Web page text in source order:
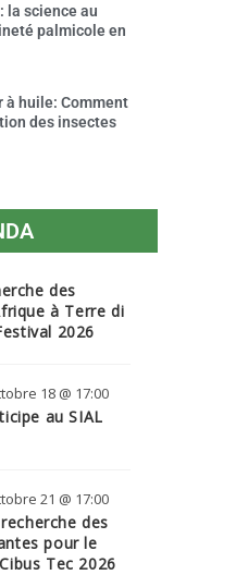
la science au
palmicole en
à huile: Comment
des insectes
des
à Terre di
2026
18 @ 17:00
au SIAL
21 @ 17:00
des
pour le
Tec 2026